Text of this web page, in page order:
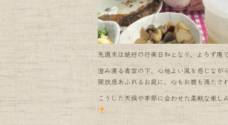
先週末は絶好の行楽日和となり、よろず庵
澄み渡る青空の下、心地よい風を感じなが
開放感あふれるお庭に、心もお腹も満たさ
こうした天候や季節に合わせた柔軟な楽